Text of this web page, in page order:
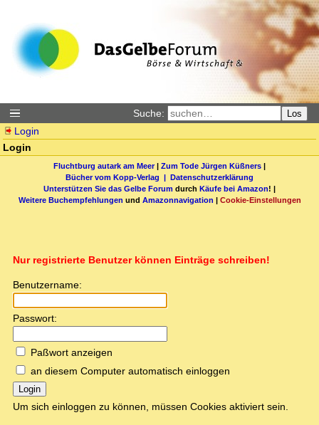
Suche: Los
Login
Login
Fluchtburg autark am Meer| Zum Tode Jürgen Küßners |
Bücher vom Kopp-Verlag | Datenschutzerklärung
Unterstützen Sie das Gelbe Forum durch Käufe bei Amazon! |
Weitere Buchempfehlungen und Amazonnavigation | Cookie-Einstellungen
Nur registrierte Benutzer können Einträge schreiben!
Benutzername:
Passwort:
Paßwort anzeigen
an diesem Computer automatisch einloggen
Login
Um sich einloggen zu können, müssen Cookies aktiviert sein.